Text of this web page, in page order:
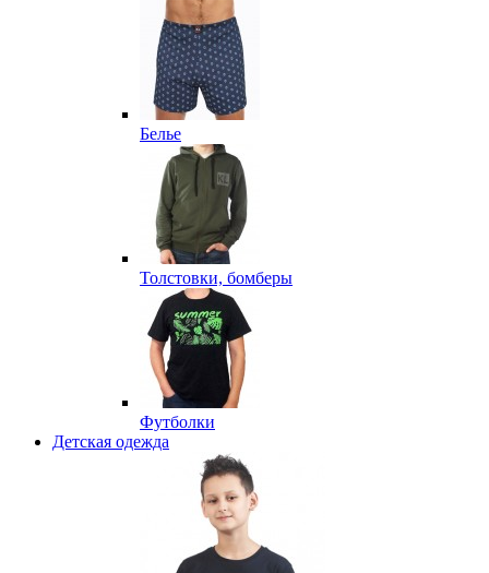
Белье
Толстовки, бомберы
Футболки
Детская одежда